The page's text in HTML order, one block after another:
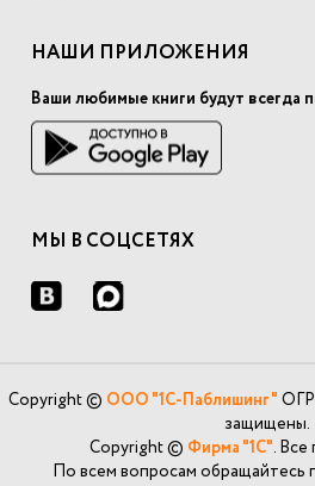
НАШИ ПРИЛОЖЕНИЯ
Ваши любимые книги будут всегда
МЫ В СОЦСЕТЯХ
Copyright © ООО "1С-Паблишинг"
защищены.
Copyright © Фирма "1С".
По всем вопросам обращайтесь